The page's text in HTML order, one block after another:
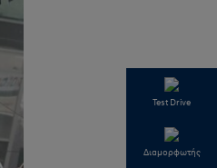
Test Drive
Διαμορφωτής